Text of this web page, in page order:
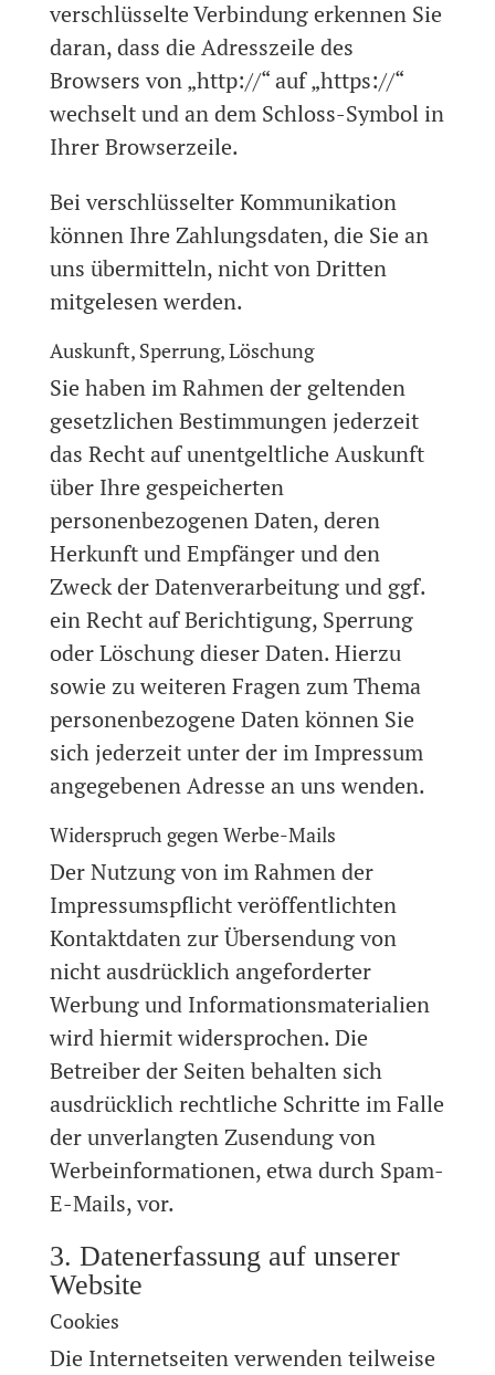
verschlüsselte Verbindung erkennen Sie
daran, dass die Adresszeile des
Browsers von „http://“ auf „https://“
wechselt und an dem Schloss-Symbol in
Ihrer Browserzeile.
Bei verschlüsselter Kommunikation
können Ihre Zahlungsdaten, die Sie an
uns übermitteln, nicht von Dritten
mitgelesen werden.
Auskunft, Sperrung, Löschung
Sie haben im Rahmen der geltenden
gesetzlichen Bestimmungen jederzeit
das Recht auf unentgeltliche Auskunft
über Ihre gespeicherten
personenbezogenen Daten, deren
Herkunft und Empfänger und den
Zweck der Datenverarbeitung und ggf.
ein Recht auf Berichtigung, Sperrung
oder Löschung dieser Daten. Hierzu
sowie zu weiteren Fragen zum Thema
personenbezogene Daten können Sie
sich jederzeit unter der im Impressum
angegebenen Adresse an uns wenden.
Widerspruch gegen Werbe-Mails
Der Nutzung von im Rahmen der
Impressumspflicht veröffentlichten
Kontaktdaten zur Übersendung von
nicht ausdrücklich angeforderter
Werbung und Informationsmaterialien
wird hiermit widersprochen. Die
Betreiber der Seiten behalten sich
ausdrücklich rechtliche Schritte im Falle
der unverlangten Zusendung von
Werbeinformationen, etwa durch Spam-
E-Mails, vor.
3. Datenerfassung auf unserer
Website
Cookies
Die Internetseiten verwenden teilweise